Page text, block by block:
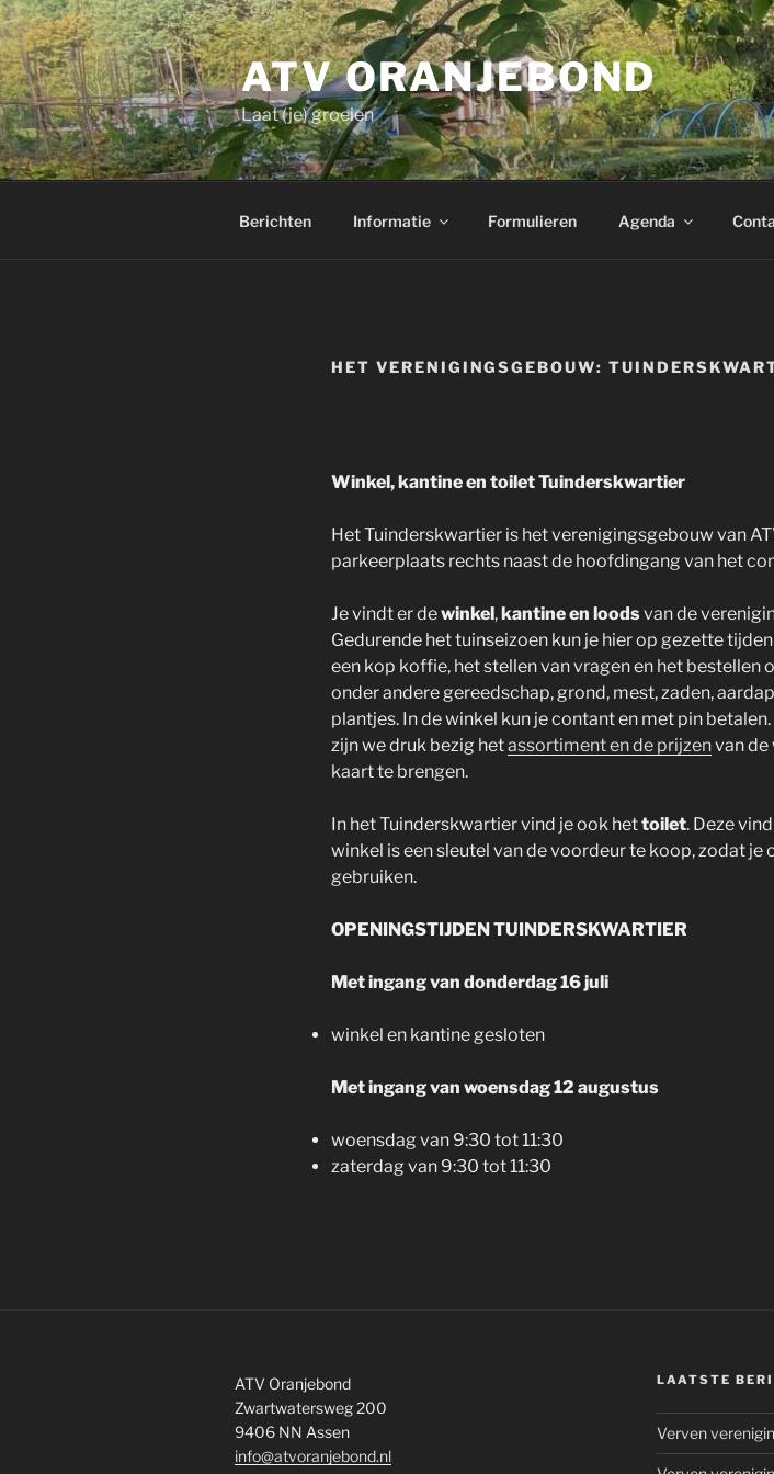
Ga
naar
de
inhoud
ATV ORANJEBOND
Laat (je) groeien
Berichten Informatie Formulieren Agenda
HET VERENIGINGSGEBOUW:
Winkel, kantine en toilet Tuinderskwartier
Het Tuinderskwartier is het verenigingsgebouw van
parkeerplaats rechts naast de hoofdingang van het
Je vindt er dewinkel,kantine en loodsvan de
Gedurende het tuinseizoen kun je hier op gezette
een kop koffie, het stellen van vragen en het bestellen
onder andere gereedschap, grond, mest, zaden,
plantjes. In de winkel kun je contant en met pin
zijn we druk bezig hetassortiment en de prijzenvan de
kaart te brengen.
In het Tuinderskwartier vind je ook hettoilet. Deze
winkel is een sleutel van de voordeur te koop, zodat
gebruiken.
OPENINGSTIJDEN TUINDERSKWARTIER
Met ingang van donderdag 16 juli
winkel en kantine gesloten
Met ingang van woensdag 12 augustus
woensdag van 9:30 tot 11:30
zaterdag van 9:30 tot 11:30
ATV Oranjebond
Zwartwatersweg 200
9406 NN Assen
info@atvoranjebond.nl
LAATSTE
Verven